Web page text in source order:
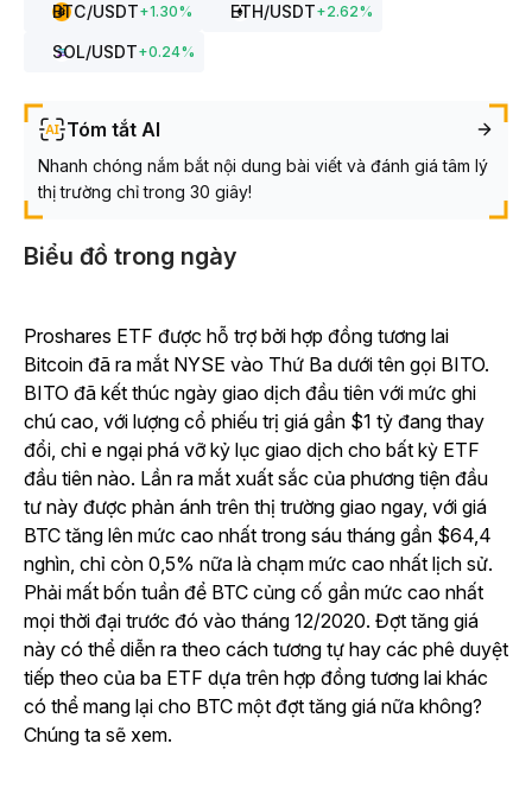
BTC/USDT+1.30% ETH/USDT+2.62%
SOL/USDT+0.24%
Tóm tắt AI
Nhanh chóng nắm bắt nội dung bài viết và đánh giá tâm lý
thị trường chỉ trong 30 giây!
Biểu đồ trong ngày
Proshares ETF được hỗ trợ bởi hợp đồng tương lai
Bitcoin đã ra mắt NYSE vào Thứ Ba dưới tên gọi BITO.
BITO đã kết thúc ngày giao dịch đầu tiên với mức ghi
chú cao, với lượng cổ phiếu trị giá gần $1 tỷ đang thay
đổi, chỉ e ngại phá vỡ kỷ lục giao dịch cho bất kỳ ETF
đầu tiên nào. Lần ra mắt xuất sắc của phương tiện đầu
tư này được phản ánh trên thị trường giao ngay, với giá
BTC tăng lên mức cao nhất trong sáu tháng gần $64,4
nghìn, chỉ còn 0,5% nữa là chạm mức cao nhất lịch sử.
Phải mất bốn tuần để BTC củng cố gần mức cao nhất
mọi thời đại trước đó vào tháng 12/2020. Đợt tăng giá
này có thể diễn ra theo cách tương tự hay các phê duyệt
tiếp theo của ba ETF dựa trên hợp đồng tương lai khác
có thể mang lại cho BTC một đợt tăng giá nữa không?
Chúng ta sẽ xem.